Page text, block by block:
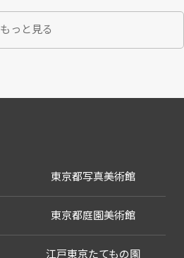
もっと見る
江戸東京たてもの園
東京都写真美術館
東京都庭園美術館